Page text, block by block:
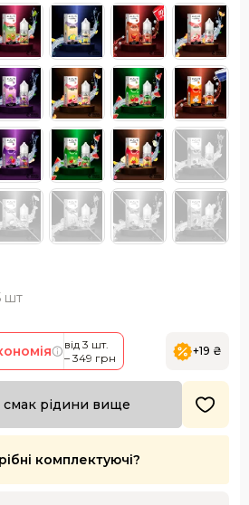
шт
від 3 шт.
– 349 грн
+19 ₴
смак рідини вище
комплектуючі?